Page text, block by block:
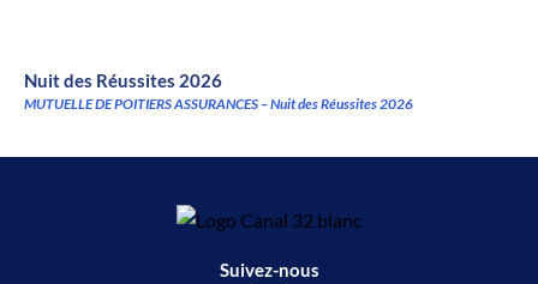
Nuit des Réussites 2026
MUTUELLE DE POITIERS ASSURANCES – Nuit des Réussites 2026
Suivez-nous